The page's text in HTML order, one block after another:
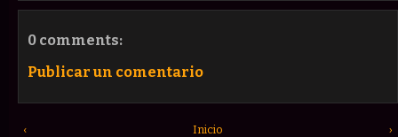
0 comments:
Publicar un comentario
‹ ›
Inicio